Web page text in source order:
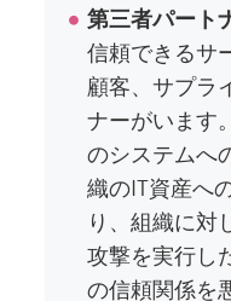
第三者パート
信頼できるサ
顧客、サプラ
ナーがいます
のシステムへ
織のIT資産へ
り、組織に対
攻撃を実行し
の信頼関係を